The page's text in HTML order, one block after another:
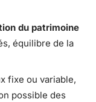
du patrimoine
équilibre de la
fixe ou variable,
possible des